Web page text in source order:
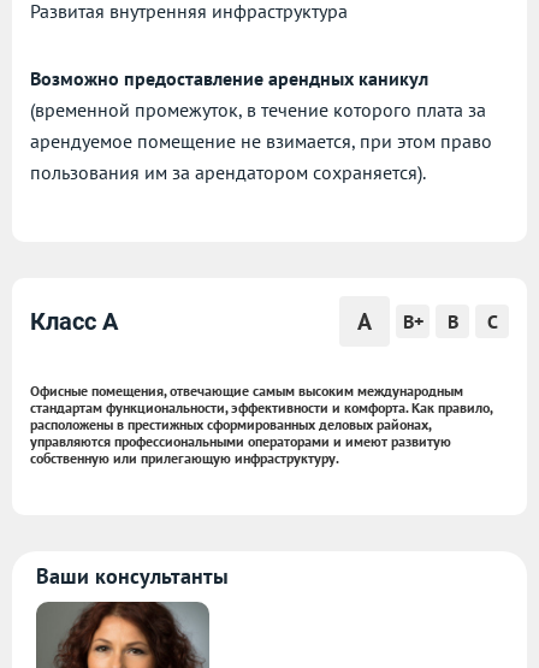
Развитая внутренняя инфраструктура
Возможно предоставление арендных каникул
(временной промежуток, в течение которого плата за
арендуемое помещение не взимается, при этом право
пользования им за арендатором сохраняется).
Класс A A B+ B C
Офисные помещения, отвечающие самым высоким международным
стандартам функциональности, эффективности и комфорта. Как правило,
расположены в престижных сформированных деловых районах,
управляются профессиональными операторами и имеют развитую
собственную или прилегающую инфраструктуру.
Ваши консультанты